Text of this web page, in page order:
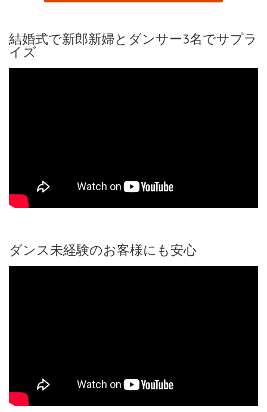
結婚式で新郎新婦とダンサー3名でサプラ
イズ
ダンス未経験のお客様にも安心